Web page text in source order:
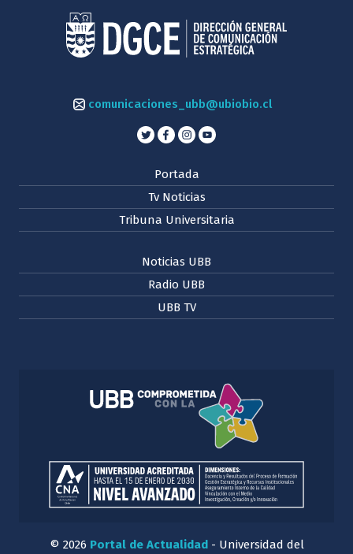
comunicaciones_ubb@ubiobio.cl
Portada
Tv Noticias
Tribuna Universitaria
Noticias UBB
Radio UBB
UBB TV
© 2026 Portal de Actualidad- Universidad del